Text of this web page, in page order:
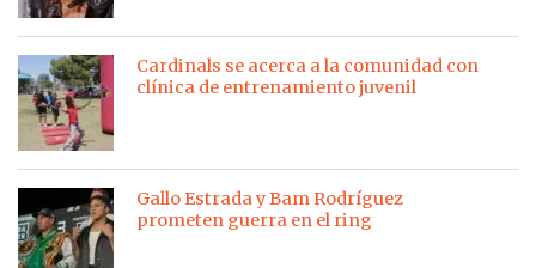
Cardinals se acerca a la comunidad con
clínica de entrenamiento juvenil
Gallo Estrada y Bam Rodríguez
prometen guerra en el ring